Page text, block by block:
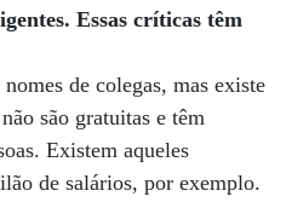
Essas críticas têm
de colegas, mas existe
são gratuitas e têm
Existem aqueles
de salários, por exemplo.